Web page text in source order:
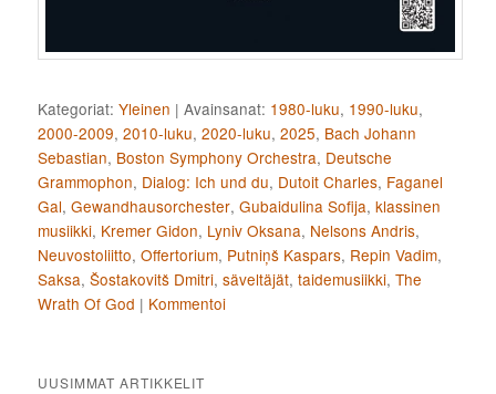
Kategoriat: Yleinen |Avainsanat: 1980-luku, 1990-luku,
2000-2009,2010-luku,2020-luku,2025, Bach Johann
Sebastian, Boston Symphony Orchestra, Deutsche
Grammophon, Dialog: Ich und du, Dutoit Charles, Faganel
Gal,Gewandhausorchester,Gubaidulina Sofija,klassinen
musiikki, Kremer Gidon, Lyniv Oksana, Nelsons Andris,
Neuvostoliitto,Offertorium, Putniņš Kaspars, Repin Vadim,
Saksa,Šostakovitš Dmitri,säveltäjät,taidemusiikki,The
Wrath Of God | Kommentoi
UUSIMMAT ARTIKKELIT